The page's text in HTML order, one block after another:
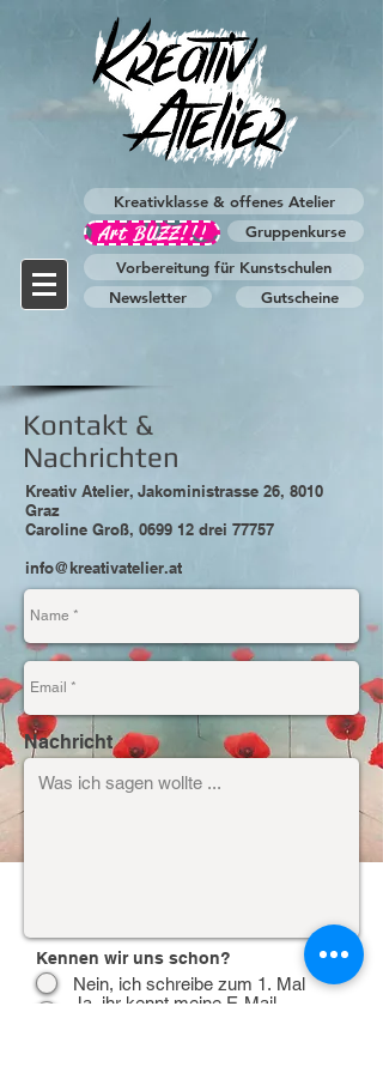
Kreativklasse & offenes Atelier
Art BUZZ!!!
Gruppenkurse
Vorbereitung für Kunstschulen
Newsletter
Gutscheine
Kontakt &
Nachrichten
Kreativ Atelier, Jakoministrasse 26, 8010
Graz
Caroline Groß, 0699 12 drei 77757
info@kreativatelier.at
Nachricht
Kennen wir uns schon?
Nein, ich schreibe zum 1. Mal
Ja, ihr kennt meine E-Mail-